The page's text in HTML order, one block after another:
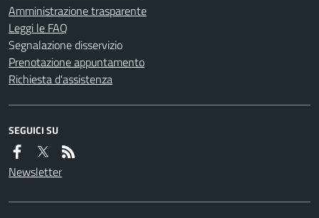
Amministrazione trasparente
Leggi le FAQ
Segnalazione disservizio
Prenotazione appuntamento
Richiesta d'assistenza
SEGUICI SU
Newsletter